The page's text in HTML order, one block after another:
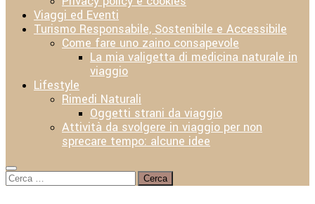
Viaggi ed Eventi
Turismo Responsabile, Sostenibile e Accessibile
Come fare uno zaino consapevole
La mia valigetta di medicina naturale in
viaggio
Lifestyle
Rimedi Naturali
Oggetti strani da viaggio
Attività da svolgere in viaggio per non
sprecare tempo: alcune idee
Ricerca
per: